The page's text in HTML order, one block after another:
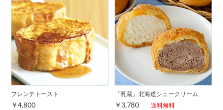
フレンチトースト
￥4,800
「乳蔵」北海道シュークリーム
￥3,780 送料無料